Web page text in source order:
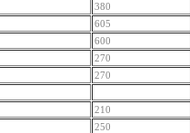
380
605
600
270
270
210
250